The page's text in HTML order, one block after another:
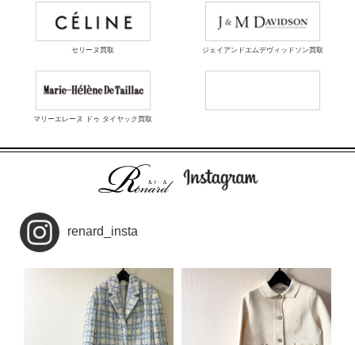
セリーヌ買取 ジェイアンドエムデヴィッドソン買取
マリーエレーヌ ドゥ タイヤック買取
renard_insta